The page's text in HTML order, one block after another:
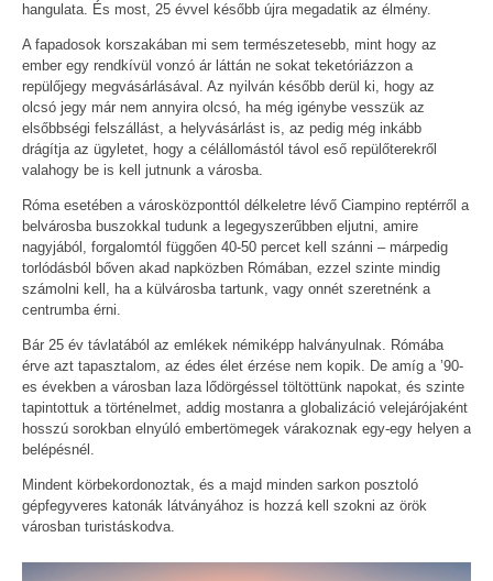
hangulata. És most, 25 évvel később újra megadatik az élmény.
A fapadosok korszakában mi sem természetesebb, mint hogy az
ember egy rendkívül vonzó ár láttán ne sokat teketóriázzon a
repülőjegy megvásárlásával. Az nyilván később derül ki, hogy az
olcsó jegy már nem annyira olcsó, ha még igénybe vesszük az
elsőbbségi felszállást, a helyvásárlást is, az pedig még inkább
drágítja az ügyletet, hogy a célállomástól távol eső repülőterekről
valahogy be is kell jutnunk a városba.
Róma esetében a városközponttól délkeletre lévő Ciampino reptérről a
belvárosba buszokkal tudunk a legegyszerűbben eljutni, amire
nagyjából, forgalomtól függően 40-50 percet kell szánni – márpedig
torlódásból bőven akad napközben Rómában, ezzel szinte mindig
számolni kell, ha a külvárosba tartunk, vagy onnét szeretnénk a
centrumba érni.
Bár 25 év távlatából az emlékek némiképp halványulnak. Rómába
érve azt tapasztalom, az édes élet érzése nem kopik. De amíg a ’90-
es években a városban laza lődörgéssel töltöttünk napokat, és szinte
tapintottuk a történelmet, addig mostanra a globalizáció velejárójaként
hosszú sorokban elnyúló embertömegek várakoznak egy-egy helyen a
belépésnél.
Mindent körbekordonoztak, és a majd minden sarkon posztoló
gépfegyveres katonák látványához is hozzá kell szokni az örök
városban turistáskodva.